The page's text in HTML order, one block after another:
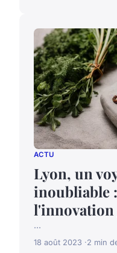
ACTU
Lyon, un
inoubliable
l'innovation
...
18 août 2023 2 min